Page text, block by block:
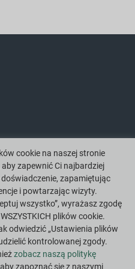
cookie na naszej stronie
zapewnić Ci najbardziej
zapamiętując
i powtarzając wizyty.
wszystko”, wyrażasz zgodę
plików cookie.
odwiedzić „Ustawienia plików
kontrolowanej zgody.
zobacz naszą politykę
aby zapoznać się z naszymi